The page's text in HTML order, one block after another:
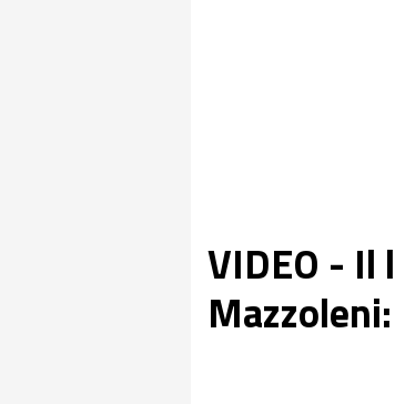
VIDEO - Il
Mazzoleni: